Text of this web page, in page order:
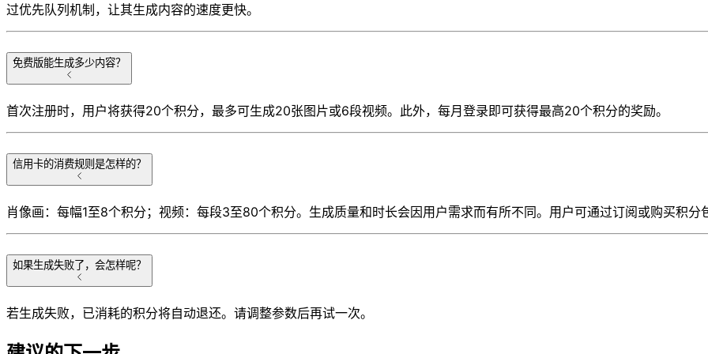
过优先队列机制，让其生成内容的速度更快。
免费版能生成多少内容？
首次注册时，用户将获得20个积分，最多可生成20张图片或6段视频。此外，每月登录即可获得最高20个积分的奖励。
信用卡的消费规则是怎样的？
肖像画：每幅1至8个积分；视频：每段3至80个积分。生成质量和时长会因用户需求而有所不同。用户可通过订阅或购买积分
如果生成失败了，会怎样呢？
若生成失败，已消耗的积分将自动退还。请调整参数后再试一次。